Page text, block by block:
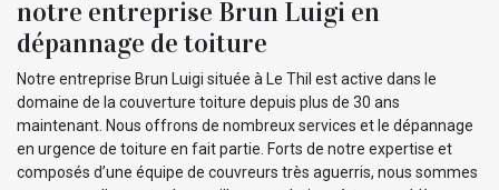
notre entreprise Brun Luigi en
dépannage de toiture
Notre entreprise Brun Luigi située à Le Thil est active dans le
domaine de la couverture toiture depuis plus de 30 ans
maintenant. Nous offrons de nombreux services et le dépannage
en urgence de toiture en fait partie. Forts de notre expertise et
composés d’une équipe de couvreurs très aguerris, nous sommes